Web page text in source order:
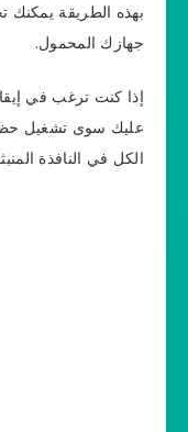
بهذه الطريقة يمكنك
جهازك المحمول.
عليك سوى تشغيل
الكل في النافذة